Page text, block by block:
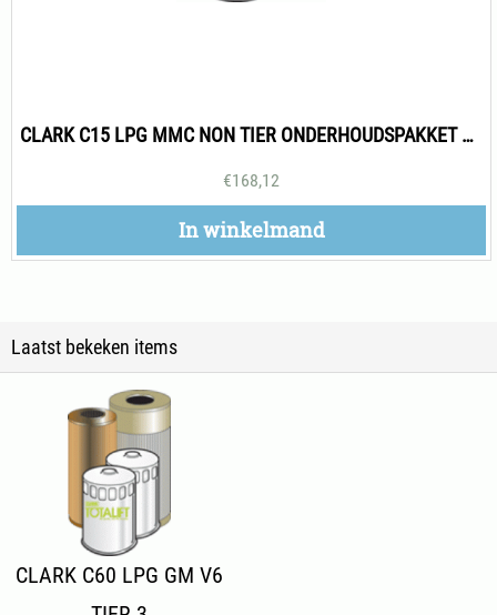
CLARK C15 LPG MMC NON TIER ONDERHOUDSPAKKET 500H
€168,12
In winkelmand
Laatst bekeken items
CLARK C60 LPG GM V6